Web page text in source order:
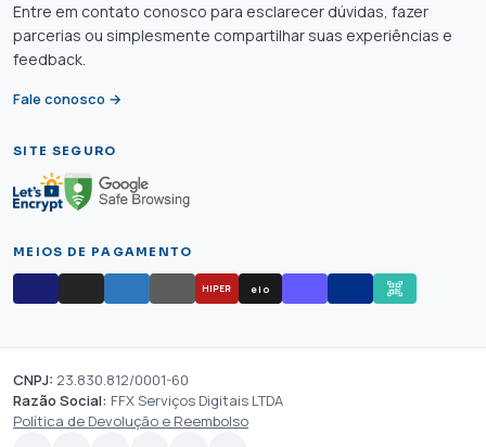
Entre em contato conosco para esclarecer dúvidas, fazer
parcerias ou simplesmente compartilhar suas experiências e
feedback.
Fale conosco →
SITE SEGURO
MEIOS DE PAGAMENTO
HIPER elo
CNPJ: 23.830.812/0001-60
Razão Social: FFX Serviços Digitais LTDA
Política de Devolução e Reembolso